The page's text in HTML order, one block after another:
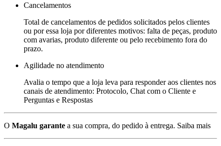
Cancelamentos
Total de cancelamentos de pedidos solicitados pelos clientes
ou por essa loja por diferentes motivos: falta de peças, produto
com avarias, produto diferente ou pelo recebimento fora do
prazo.
Agilidade no atendimento
Avalia o tempo que a loja leva para responder aos clientes nos
canais de atendimento: Protocolo, Chat com o Cliente e
Perguntas e Respostas
O Magalu garante a sua compra, do pedido à entrega. Saiba mais